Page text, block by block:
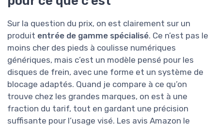
Sur la question du prix, on est clairement sur un
produit entrée de gamme spécialisé. Ce n’est pas le
moins cher des pieds à coulisse numériques
génériques, mais c’est un modèle pensé pour les
disques de frein, avec une forme et un système de
blocage adaptés. Quand je compare à ce qu’on
trouve chez les grandes marques, on est à une
fraction du tarif, tout en gardant une précision
suffisante pour l’usage visé. Les avis Amazon le